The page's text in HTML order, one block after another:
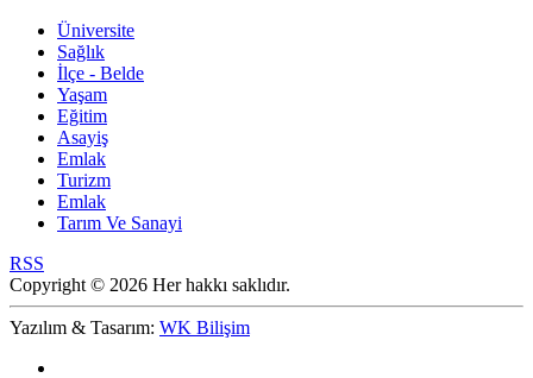
Üniversite
Sağlık
İlçe - Belde
Yaşam
Eğitim
Asayiş
Emlak
Turizm
Emlak
Tarım Ve Sanayi
RSS
Copyright © 2026 Her hakkı saklıdır.
Yazılım & Tasarım: WK Bilişim